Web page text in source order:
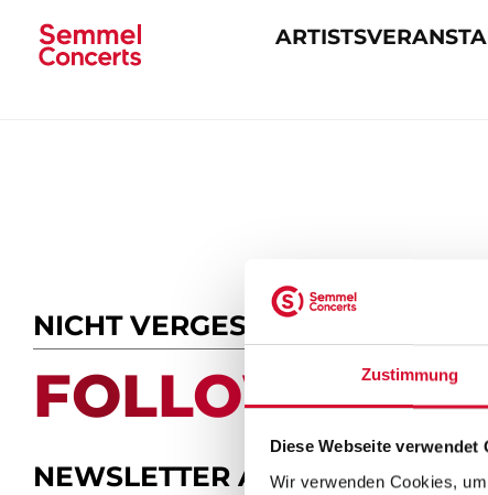
Zustimmung
Diese Webseite verwendet
Wir verwenden Cookies,
ARTISTS
NICHT VERGESSEN
FOLLOW US.
NEWSLETTER ABONNIEREN